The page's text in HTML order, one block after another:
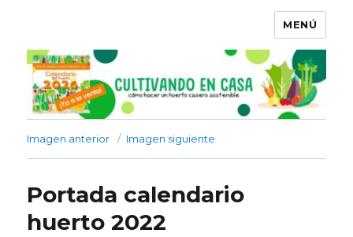
MENÚ
Imagen anterior Imagen siguiente
Portada calendario
huerto 2022